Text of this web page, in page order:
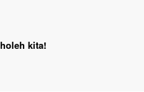
kita!